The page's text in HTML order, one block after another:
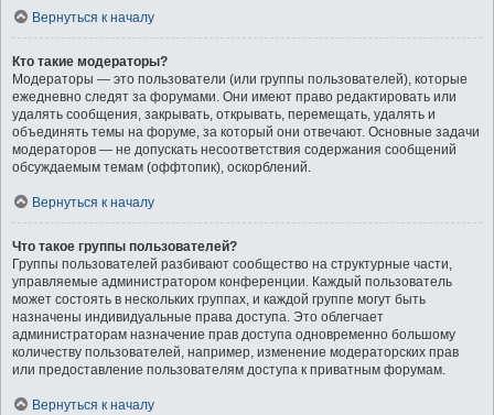
Вернуться к началу
Кто такие модераторы?
Модераторы — это пользователи (или группы пользователей), которые
ежедневно следят за форумами. Они имеют право редактировать или
удалять сообщения, закрывать, открывать, перемещать, удалять и
объединять темы на форуме, за который они отвечают. Основные задачи
модераторов — не допускать несоответствия содержания сообщений
обсуждаемым темам (оффтопик), оскорблений.
Вернуться к началу
Что такое группы пользователей?
Группы пользователей разбивают сообщество на структурные части,
управляемые администратором конференции. Каждый пользователь
может состоять в нескольких группах, и каждой группе могут быть
назначены индивидуальные права доступа. Это облегчает
администраторам назначение прав доступа одновременно большому
количеству пользователей, например, изменение модераторских прав
или предоставление пользователям доступа к приватным форумам.
Вернуться к началу